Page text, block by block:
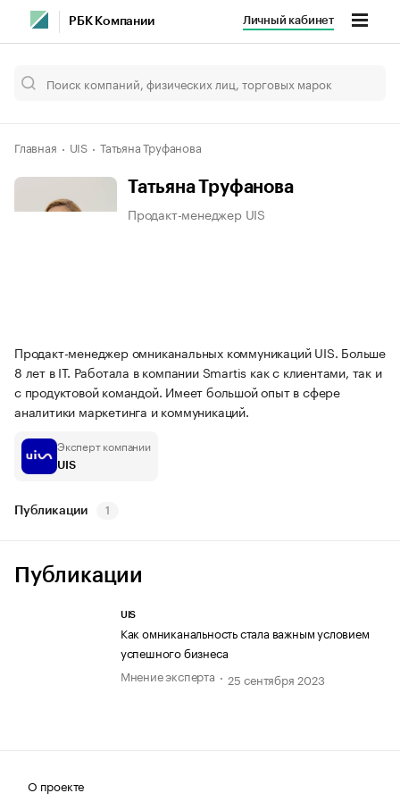
РБК Компании Личный кабинет
Главная UIS Татьяна Труфанова
Татьяна Труфанова
Продакт-менеджер UIS
Продакт-менеджер омниканальных коммуникаций UIS. Больше
8 лет в IT. Работала в компании Smartis как с клиентами, так и
с продуктовой командой. Имеет большой опыт в сфере
аналитики маркетинга и коммуникаций.
Эксперт компании
UIS
Публикации 1
Публикации
UIS
Как омниканальность стала важным условием
успешного бизнеса
Мнение эксперта
25 сентября 2023
О проекте